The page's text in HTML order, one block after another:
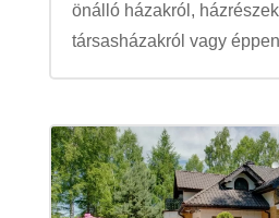
önálló házakról,
társasházakról vagy